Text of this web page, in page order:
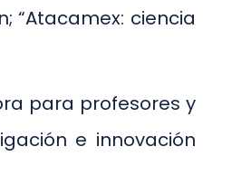
“Atacamex: ciencia
para profesores y
e innovación